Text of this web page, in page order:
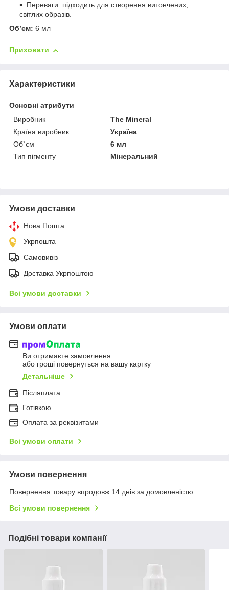
Переваги: підходить для створення витончених,
світлих образів.
Об’єм: 6 мл
Приховати
Характеристики
Основні атрибути
Виробник
The Mineral
Країна виробник
Україна
Об`єм
6 мл
Тип пігменту
Мінеральний
Умови доставки
Нова Пошта
Укрпошта
Самовивіз
Доставка Укрпоштою
Всі умови доставки
Умови оплати
Ви отримаєте замовлення
або гроші повернуться на вашу картку
Детальніше
Післяплата
Готівкою
Оплата за реквізитами
Всі умови оплати
Умови повернення
Повернення товару впродовж 14 днів за домовленістю
Всі умови повернення
Подібні товари компанії